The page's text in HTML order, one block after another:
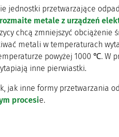
jednostki przetwarzające
metale z urządzeń
chcą zmniejszyć obciążenie
metali w temperaturach
powyżej 1000 ℃. W
inne pierwiastki.
jak inne formy przetwarzania
procesie.